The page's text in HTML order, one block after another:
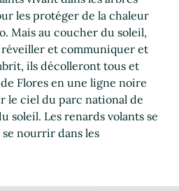
les protéger de la chaleur
Mais au coucher du soleil,
réveiller et communiquer et
ils décolleront tous et
Flores en une ligne noire
le ciel du parc national de
soleil. Les renards volants se
nourrir dans les